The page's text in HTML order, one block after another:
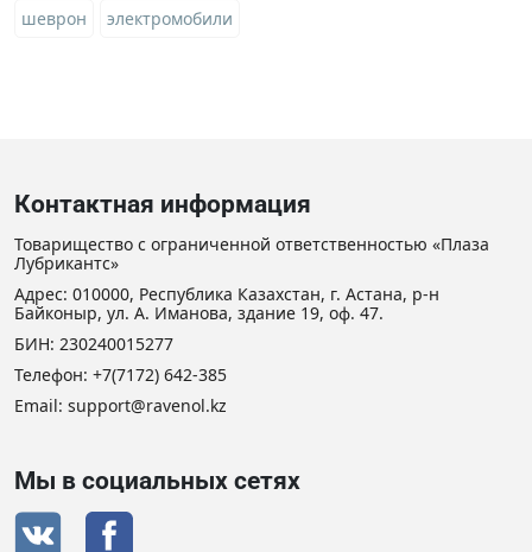
шеврон
электромобили
Контактная информация
Товарищество с ограниченной ответственностью «Плаза
Лубрикантс»
Адрес: 010000, Республика Казахстан, г. Астана, р-н
Байконыр, ул. А. Иманова, здание 19, оф. 47.
БИН: 230240015277
Телефон: +7(7172) 642-385
Email: support@ravenol.kz
Мы в социальных сетях